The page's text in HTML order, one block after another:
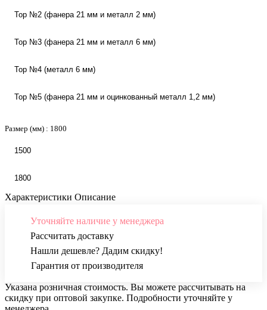
Top №2 (фанера 21 мм и металл 2 мм)
Top №3 (фанера 21 мм и металл 6 мм)
Top №4 (металл 6 мм)
Top №5 (фанера 21 мм и оцинкованный металл 1,2 мм)
Размер (мм) : 1800
1500
1800
Характеристики Описание
Уточняйте наличие у менеджера
Рассчитать доставку
Нашли дешевле? Дадим скидку!
Гарантия от производителя
Указана розничная стоимость. Вы можете рассчитывать на
скидку при оптовой закупке. Подробности уточняйте у